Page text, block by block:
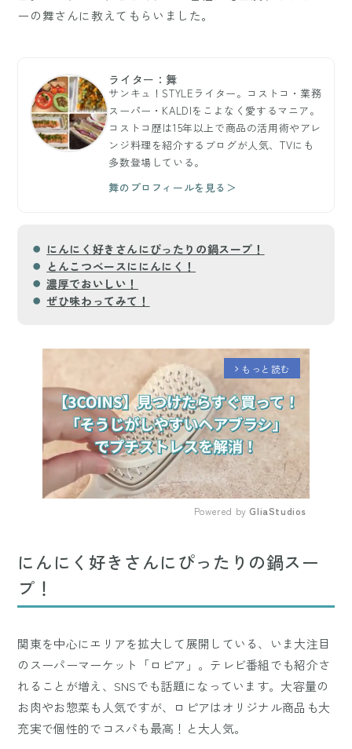
ーの舞さんに教えてもらいました。
ライター：舞
サンキュ！STYLEライター。コストコ・業務
スーパー・KALDIをこよなく愛するマニア。
コストコ歴は15年以上で商品の活用術やアレ
ンジ料理を紹介するブログが人気、TVにも
多数登場している。
舞のプロフィールを見る＞
にんにく好きさんにぴったりの鍋スープ！
とんこつベースににんにく！
濃厚でおいしい！
ぜひ味わってみて！
arrow_forward_ios もっと読む
Powered by GliaStudios
にんにく好きさんにぴったりの鍋スー
プ！
関東を中心にエリアを拡大して展開している、いま大注目
のスーパーマーケット「ロピア」。テレビ番組でも紹介さ
れることが増え、SNSでも話題になっています。大容量の
お肉やお惣菜も人気ですが、ロピアはオリジナル商品も大
充実で個性的でコスパも最高！と大人気。